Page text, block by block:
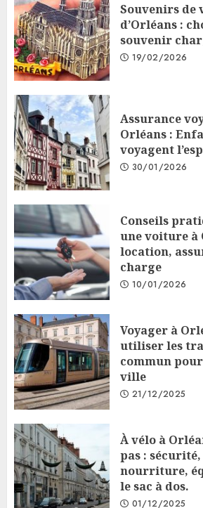
Souvenirs de
d’Orléans :
souvenir
19/02/2026
Assurance
Orléans :
voyagent
30/01/2026
Conseils
une voiture à
location,
charge
10/01/2026
Voyager à
utiliser les
commun
ville
21/12/2025
À vélo à
pas :
nourriture,
le sac à dos.
01/12/2025